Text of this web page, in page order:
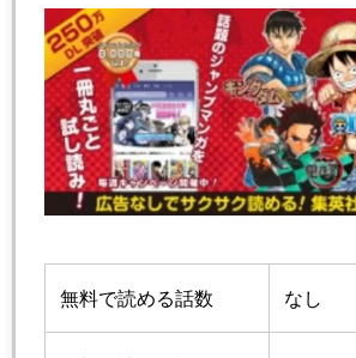
無料で読める話数 なし